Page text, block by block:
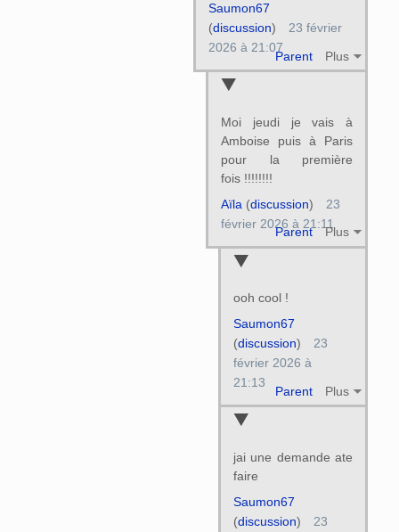
Parent Plus
Saumon67
(discussion)
23 février
2026 à 21:07
Moi jeudi je vais à
Amboise puis à Paris
pour la première
fois !!!!!!!!
Parent Plus
Aïla (discussion)
23
février 2026 à 21:11
ooh cool !
Parent Plus
Saumon67
(discussion)
23
février 2026 à
21:13
jai une demande ate
faire
Saumon67
(discussion)
23